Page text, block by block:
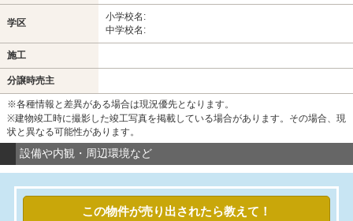
学区
小学校名:
中学校名:
施工
分譲時売主
※各種情報と差異がある場合は現況優先となります。
※建物竣工時に撮影した竣工写真を掲載している場合があります。その場合、現
状と異なる可能性があります。
設備や内観・周辺環境など
この物件が売り出されたら教えて！